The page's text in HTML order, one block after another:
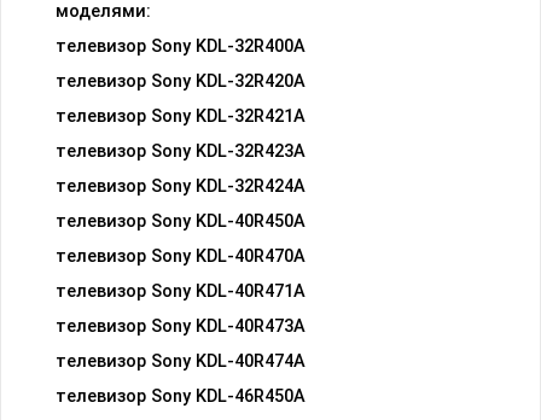
моделями:
телевизор Sony KDL-32R400A
телевизор Sony KDL-32R420A
телевизор Sony KDL-32R421A
телевизор Sony KDL-32R423A
телевизор Sony KDL-32R424A
телевизор Sony KDL-40R450A
телевизор Sony KDL-40R470A
телевизор Sony KDL-40R471A
телевизор Sony KDL-40R473A
телевизор Sony KDL-40R474A
телевизор Sony KDL-46R450A